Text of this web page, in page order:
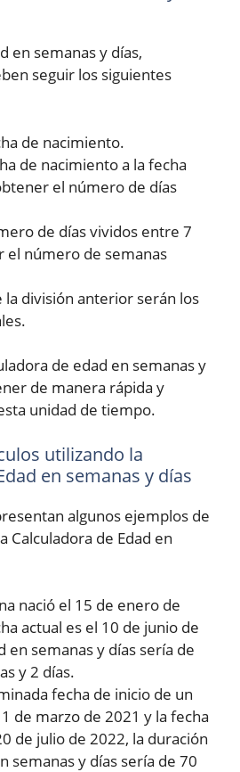
en semanas y días,
seguir los siguientes
de nacimiento.
de nacimiento a la fecha
el número de días
de días vividos entre 7
el número de semanas
la división anterior serán los
de edad en semanas y
de manera rápida y
unidad de tiempo.
utilizando la
en semanas y días
algunos ejemplos de
Calculadora de Edad en
nació el 15 de enero de
actual es el 10 de junio de
en semanas y días sería de
y 2 días.
fecha de inicio de un
de marzo de 2021 y la fecha
de julio de 2022, la duración
semanas y días sería de 70